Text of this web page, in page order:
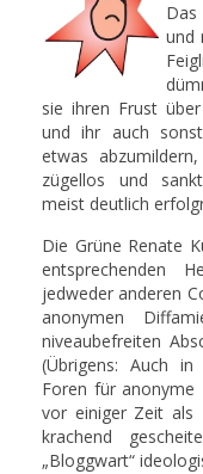
und
sie ihren Frust
und ihr auch
etwas
zügellos und
meist deutlich
Die Grüne Renate
entsprechenden
jedweder anderen
anonymen
niveaubefreiten
(Übrigens: Auch in
Foren für anonyme
vor einiger Zeit als
krachend
„Bloggwart“